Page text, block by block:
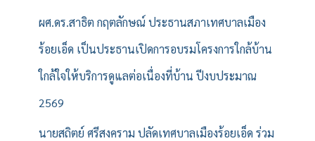
ผศ.ดร.สาธิต กฤตลักษณ์ ประธานสภาเทศบาลเมือง
ร้อยเอ็ด เป็นประธานเปิดการอบรมโครงการใกล้บ้าน
ใกล้ใจให้บริการดูแลต่อเนื่องที่บ้าน ปีงบประมาณ
2569
นายสถิตย์ ศรีสงคราม ปลัดเทศบาลเมืองร้อยเอ็ด ร่วม